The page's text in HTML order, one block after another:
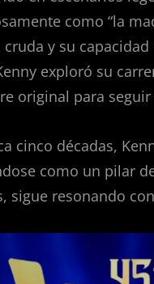
como “la
y su
exploró su
original para
cinco décadas,
como un pilar
sigue resonando